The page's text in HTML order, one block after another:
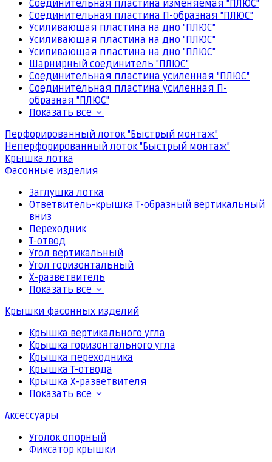
Соединительная пластина изменяемая "ПЛЮС"
Соединительная пластина П-образная "ПЛЮС"
Усиливающая пластина на дно "ПЛЮС"
Усиливающая пластина на дно "ПЛЮС"
Усиливающая пластина на дно "ПЛЮС"
Шарнирный соединитель "ПЛЮС"
Соединительная пластина усиленная "ПЛЮС"
Соединительная пластина усиленная П-
образная "ПЛЮС"
Показать все
Перфорированный лоток "Быстрый монтаж"
Неперфорированный лоток "Быстрый монтаж"
Крышка лотка
Фасонные изделия
Заглушка лотка
Ответвитель-крышка Т-образный вертикальный
вниз
Переходник
Т-отвод
Угол вертикальный
Угол горизонтальный
Х-разветвитель
Показать все
Крышки фасонных изделий
Крышка вертикального угла
Крышка горизонтального угла
Крышка переходника
Крышка Т-отвода
Крышка Х-разветвителя
Показать все
Аксессуары
Уголок опорный
Фиксатор крышки